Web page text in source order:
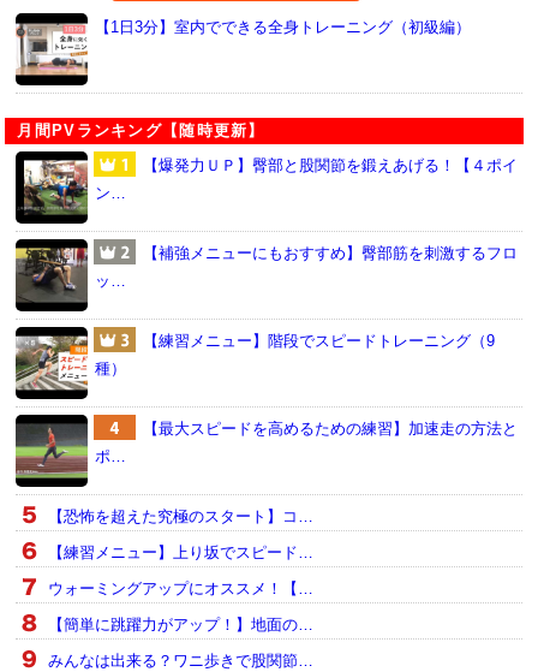
【1日3分】室内でできる全身トレーニング（初級編）
月間PVランキング【随時更新】
【爆発力ＵＰ】臀部と股関節を鍛えあげる！【４ポイ
ン…
【補強メニューにもおすすめ】臀部筋を刺激するフロ
ッ…
【練習メニュー】階段でスピードトレーニング（9
種）
【最大スピードを高めるための練習】加速走の方法と
ポ…
【恐怖を超えた究極のスタート】コ…
【練習メニュー】上り坂でスピード…
ウォーミングアップにオススメ！【…
【簡単に跳躍力がアップ！】地面の…
みんなは出来る？ワニ歩きで股関節…